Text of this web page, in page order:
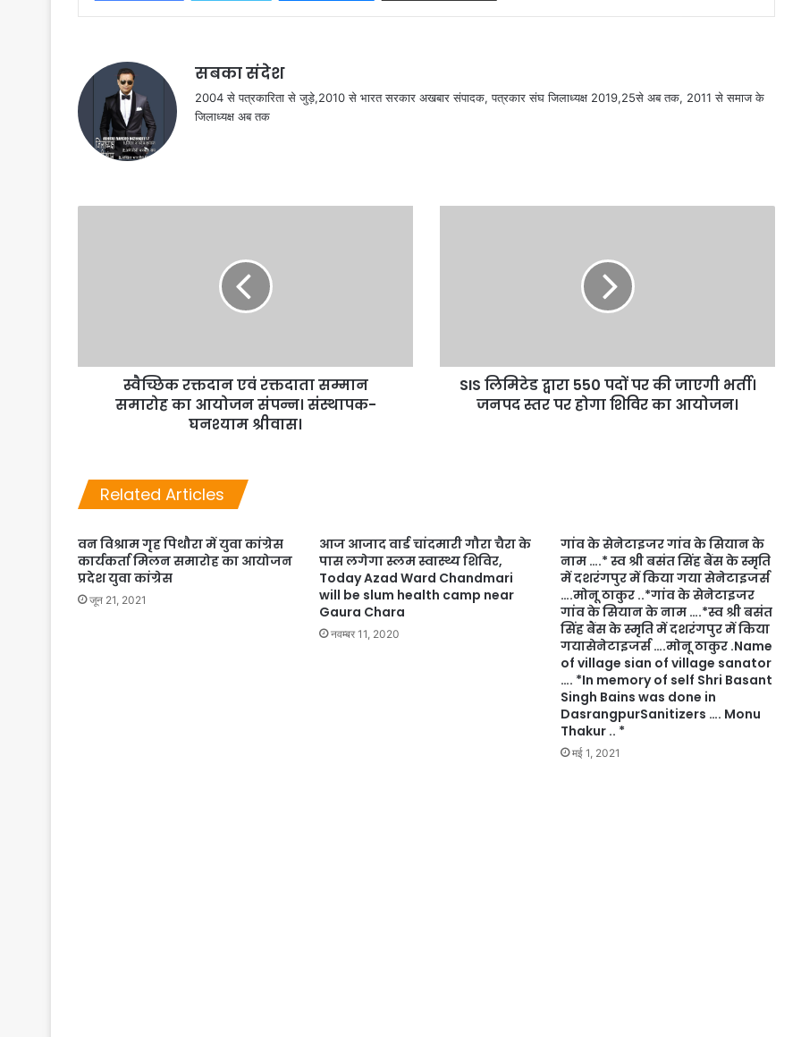
सबका संदेश
2004 से पत्रकारिता से जुड़े,2010 से भारत सरकार अखबार संपादक, पत्रकार संघ जिलाध्यक्ष 2019,25से अब तक, 2011 से समाज के
जिलाध्यक्ष अब तक
स्वैच्छिक रक्तदान एवं रक्तदाता सम्मान
समारोह का आयोजन संपन्न। संस्थापक-
घनश्याम श्रीवास।
SIS लिमिटेड द्वारा 550 पदों पर की जाएगी भर्ती।
जनपद स्तर पर होगा शिविर का आयोजन।
Related Articles
वन विश्राम गृह पिथौरा में युवा कांग्रेस
कार्यकर्ता मिलन समारोह का आयोजन
प्रदेश युवा कांग्रेस
जून 21, 2021
आज आजाद वार्ड चांदमारी गौरा चैरा के
पास लगेगा स्लम स्वास्थ्य शिविर,
Today Azad Ward Chandmari
will be slum health camp near
Gaura Chara
नवम्बर 11, 2020
गांव के सेनेटाइजर गांव के सियान के
नाम ….* स्व श्री बसंत सिंह बैंस के स्मृति
में दशरंगपुर में किया गया सेनेटाइजर्स
….मोनू ठाकुर ..*गांव के सेनेटाइजर
गांव के सियान के नाम ….*स्व श्री बसंत
सिंह बैंस के स्मृति में दशरंगपुर में किया
गयासेनेटाइजर्स ….मोनू ठाकुर .Name
of village sian of village sanator
…. *In memory of self Shri Basant
Singh Bains was done in
DasrangpurSanitizers …. Monu
Thakur .. *
मई 1, 2021